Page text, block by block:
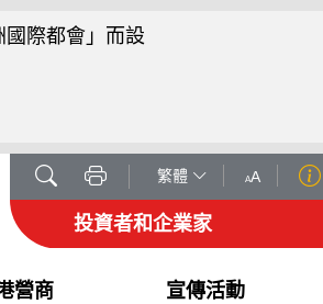
際都會」而設
繁體 AA
投資者和企業家
營商 宣傳活動